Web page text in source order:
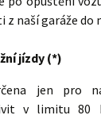
z naší garáže do
jízdy (*)
jen pro
v limitu 80